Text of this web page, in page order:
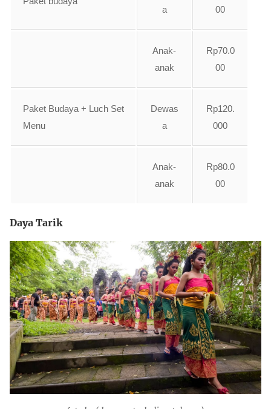
a
00
Anak-
anak
Rp70.0
00
Paket Budaya + Luch Set
Menu
Dewas
a
Rp120.
000
Anak-
anak
Rp80.0
00
Daya Tarik